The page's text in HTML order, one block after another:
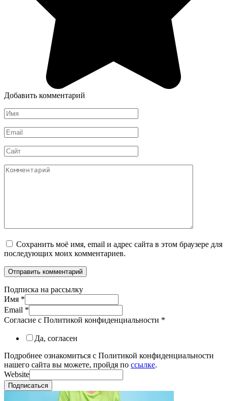
Добавить комментарий
Имя
*
Email
*
Сайт
Комментарий
Сохранить моё имя, email и адрес сайта в этом браузере для
последующих моих комментариев.
Подписка на рассылку
Имя *
Email *
Согласие с Политикой конфиденциальности *
Да, согласен
Подробнее ознакомиться с Политикой конфиденциальности
нашего сайта вы можете, пройдя по ссылке.
Website
Подписаться